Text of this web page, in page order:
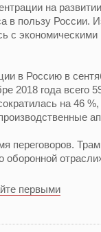
на
в пользу России.
с
в Россию в
2018 года всего
на 46
переговоров.
первыми